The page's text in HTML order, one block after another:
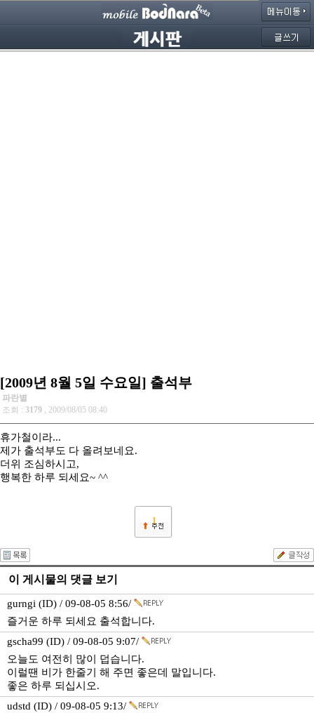
[2009년 8월 5일 수요일] 출석부
파란별
조회 : 3179 , 2009/08/05 08:40
휴가철이라...
제가 출석부도 다 올려보네요.
더위 조심하시고,
행복한 하루 되세요~ ^^
1
이 게시물의 댓글 보기
gurngi (ID) / 09-08-05 8:56/
즐거운 하루 되세요 출석합니다.
gscha99 (ID) / 09-08-05 9:07/
오늘도 여전히 많이 덥습니다.
이럴땐 비가 한줄기 해 주면 좋은데 말입니다.
좋은 하루 되십시오.
udstd (ID) / 09-08-05 9:13/